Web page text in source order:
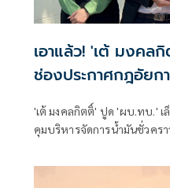
เอาแล้ว! 'เต้ มงคล
ช่องประกาศกฎอัยก
'เต้ มงคลกิตติ์' ปูด 'ผบ.ทบ.' เ
คุมบริหารจัดการน้ำมันชั่วคร